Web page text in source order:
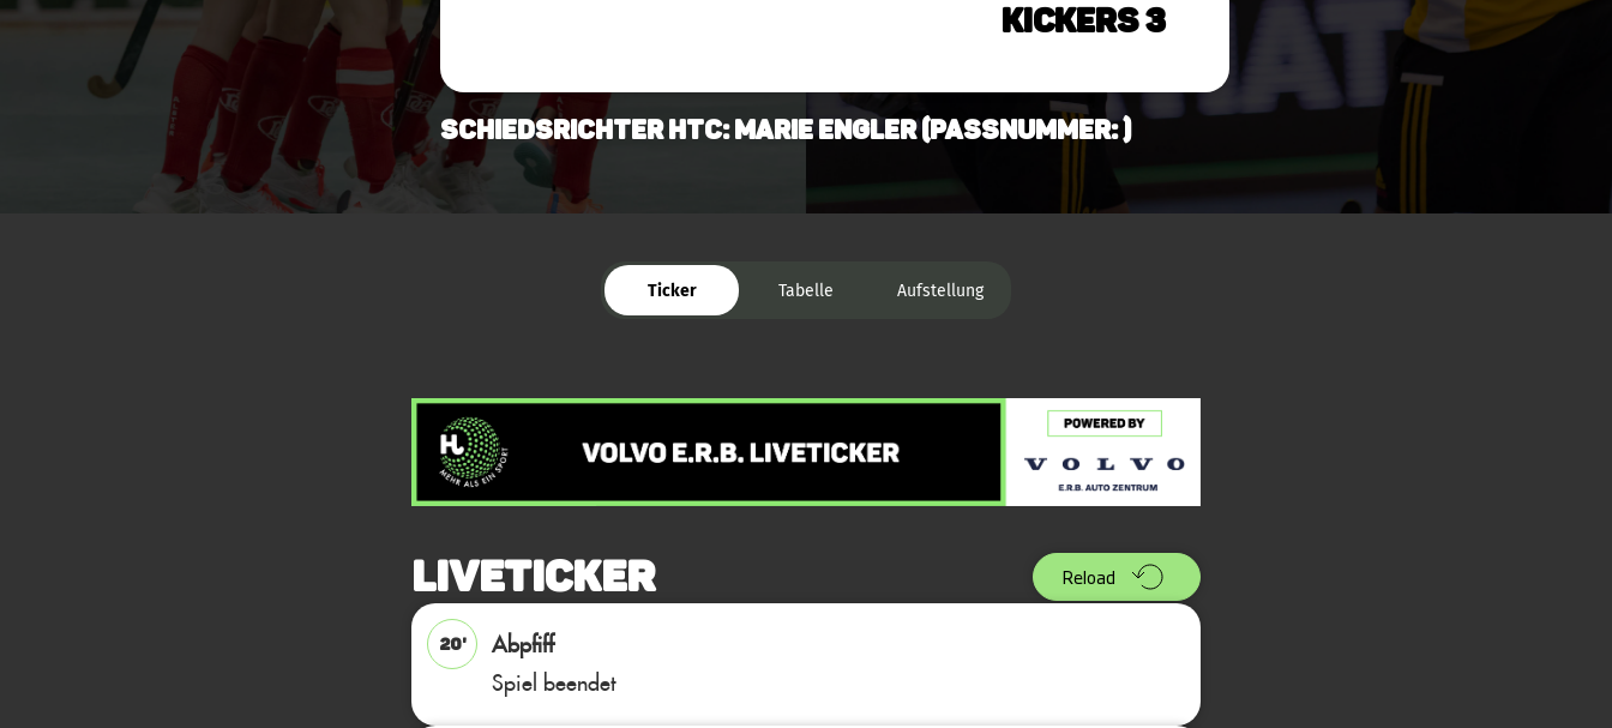
Kickers 3
Schiedsrichter HTC: Marie Engler (Passnummer: )
Ticker Tabelle Aufstellung
Liveticker Reload
20'
Abpfiff
Spiel beendet